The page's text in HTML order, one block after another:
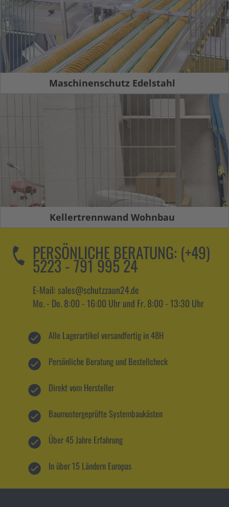
Maschinenschutz Edelstahl
Kellertrennwand Wohnbau
PERSÖNLICHE BERATUNG: (+49)
5223 - 791 995 24
E-Mail: sales@schutzzaun24.de
Mo. - Do. 8:00 - 16:00 Uhr und Fr. 8:00 - 13:30 Uhr
Alle Lagerartikel versandfertig in 48H
Persönliche Beratung und Bestellcheck
Direkt vom Hersteller
Baumustergeprüfte Systembaukästen
Über 45 Jahre Erfahrung
In über 15 Ländern Europas